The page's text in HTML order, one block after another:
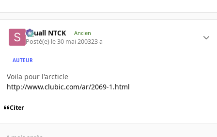
Squall NTCK Ancien
Posté(e) le 30 mai 200323 a
AUTEUR
Voila pour l'arcticle
http://www.clubic.com/ar/2069-1.html
Citer